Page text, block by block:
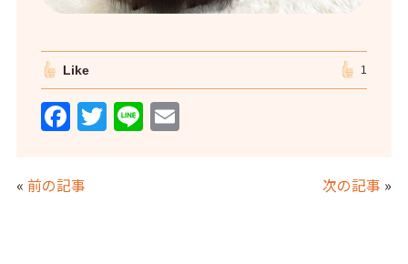
Like 1
F
c
e
T Li E
« 前の記事 次の記事 »